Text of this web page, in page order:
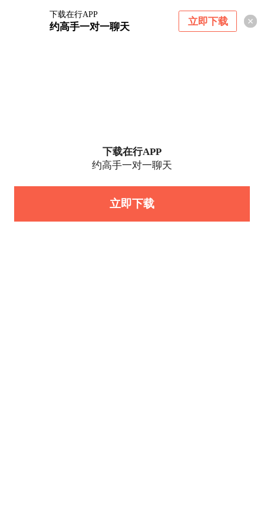
下载在行APP
约高手一对一聊天 立即下载
下载在行APP
约高手一对一聊天
立即下载